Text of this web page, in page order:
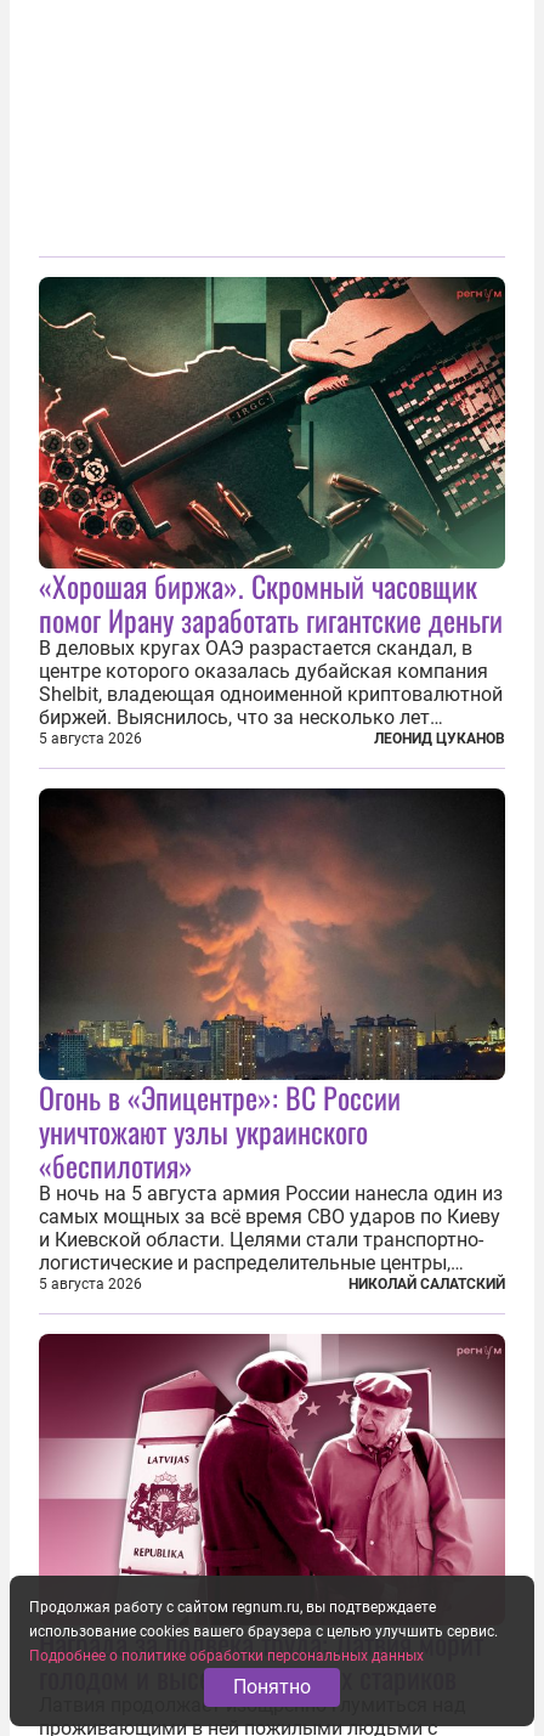
«Хорошая биржа». Скромный часовщик
помог Ирану заработать гигантские деньги
В деловых кругах ОАЭ разрастается скандал, в
центре которого оказалась дубайская компания
Shelbit, владеющая одноименной криптовалютной
биржей. Выяснилось, что за несколько лет
существования через Shelbit прошло не менее 4
млрд долларов в криптовалюте, принадлежащих
иранским чиновникам и силовикам...
5 августа 2026 ЛЕОНИД ЦУКАНОВ
Огонь в «Эпицентре»: ВС России
уничтожают узлы украинского
«беспилотия»
В ночь на 5 августа армия России нанесла один из
самых мощных за всё время СВО ударов по Киеву
и Киевской области. Целями стали транспортно-
логистические и распределительные центры,
которые ВСУ использовали для хранения и
доставки вооружений и грузов военного
назначения. Атака также «накрыла»...
5 августа 2026 НИКОЛАЙ САЛАТСКИЙ
Награда за полвека труда: Латвия морит
голодом и выселяет русских стариков
Латвия продолжает изощренно глумиться над
проживающими в ней пожилыми людьми с
Продолжая работу с сайтом regnum.ru, вы подтверждаете
использование cookies вашего браузера с целью улучшить сервис.
Подробнее о политике обработки персональных данных
Понятно